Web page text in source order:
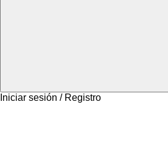
Iniciar sesión / Registro